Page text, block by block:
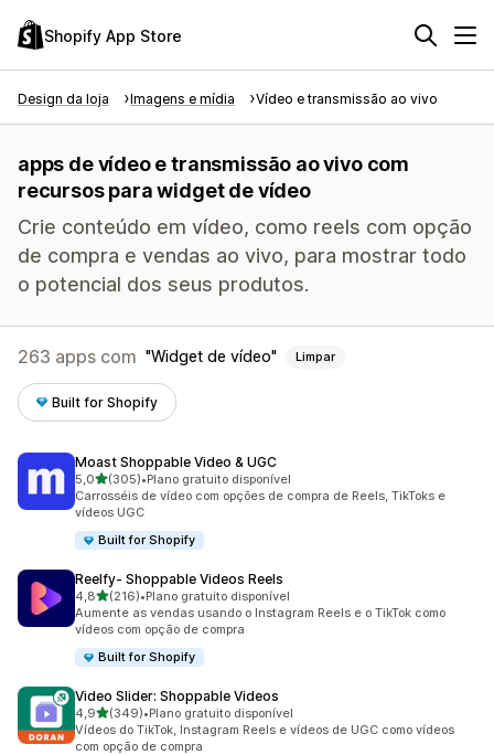
Shopify App Store
Design da loja Imagens e mídia Vídeo e transmissão ao vivo
apps de vídeo e transmissão ao vivo com
recursos para widget de vídeo
Crie conteúdo em vídeo, como reels com opção
de compra e vendas ao vivo, para mostrar todo
o potencial dos seus produtos.
263 apps com Widget de vídeo Limpar
Built for Shopify
Moast Shoppable Video & UGC
5,0de 5 estrelas
(305)
305 avaliações ao todo
•Plano gratuito disponível
Carrosséis de vídeo com opções de compra de Reels, TikToks e
vídeos UGC
Built for Shopify
Reelfy‑ Shoppable Videos Reels
4,8de 5 estrelas
(216)
216 avaliações ao todo
•Plano gratuito disponível
Aumente as vendas usando o Instagram Reels e o TikTok como
vídeos com opção de compra
Built for Shopify
Video Slider: Shoppable Videos
4,9de 5 estrelas
(349)
349 avaliações ao todo
•Plano gratuito disponível
Vídeos do TikTok, Instagram Reels e vídeos de UGC como vídeos
com opção de compra